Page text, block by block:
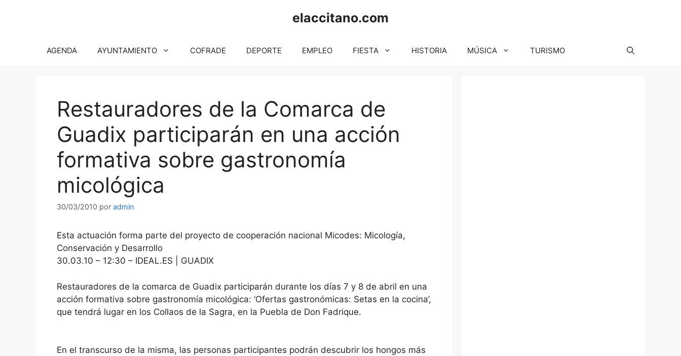
elaccitano.com
AGENDA AYUNTAMIENTO COFRADE DEPORTE EMPLEO FIESTA HISTORIA MÚSICA TURISMO
Restauradores de la Comarca de
Guadix participarán en una acción
formativa sobre gastronomía
micológica
30/03/2010 por admin
Esta actuación forma parte del proyecto de cooperación nacional Micodes: Micología,
Conservación y Desarrollo
30.03.10 – 12:30 – IDEAL.ES | GUADIX
Restauradores de la comarca de Guadix participarán durante los días 7 y 8 de abril en una
acción formativa sobre gastronomía micológica: ‘Ofertas gastronómicas: Setas en la cocina’,
que tendrá lugar en los Collaos de la Sagra, en la Puebla de Don Fadrique.
En el transcurso de la misma, las personas participantes podrán descubrir los hongos más